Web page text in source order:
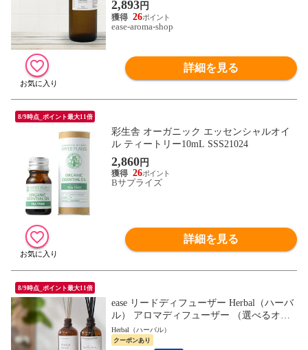
2,893円
26
ease-aroma-shop
詳細を見る
8/9時点_ポイント最大11倍
彩生舎 オーガニック エッセンシャルオイ
ル ティートリー10mL SSS21024
2,860円
26
Bサプライズ
詳細を見る
8/9時点_ポイント最大11倍
ease リードディフューザー Herbal（ハーバ
ル） アロマディフューザー （選べるオイ
ル100ml・スティック3mm6本×2セット・説
明書) ルームフレグランス ギフト メール便
Herbal（ハーバル）
クーポンあり